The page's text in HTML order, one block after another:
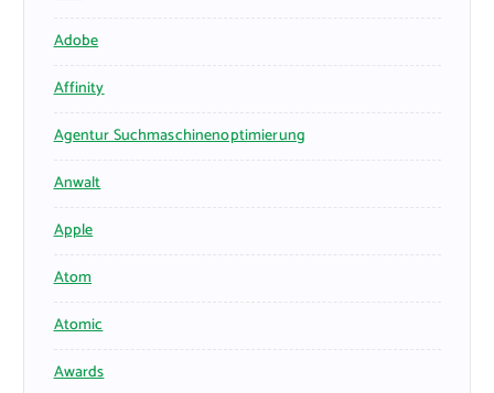
Adobe
Affinity
Agentur Suchmaschinenoptimierung
Anwalt
Apple
Atom
Atomic
Awards